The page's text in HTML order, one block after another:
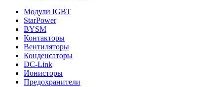
Модули IGBT
StarPower
BYSM
Контакторы
Вентиляторы
Конденсаторы
DC-Link
Ионисторы
Предохранители